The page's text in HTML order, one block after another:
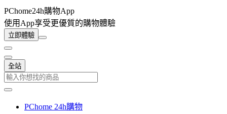
PChome24h購物App
使用App享受更優質的購物體驗
立即體驗
全站
PChome 24h購物